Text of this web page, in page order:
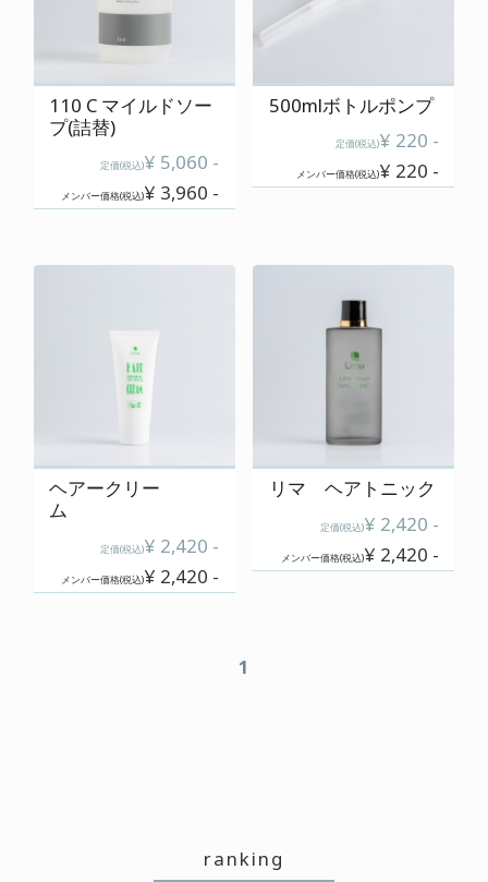
ご使用上の注意
プライバシーポリシー
運営会社
0120-820-110
定休日 : 毎週 日・月・祝
110 C マイルドソー
プ(詰替)
定価(税込)¥ 5,060 -
メンバー価格(税込)¥ 3,960 -
500mlボトルポンプ
定価(税込)¥ 220 -
メンバー価格(税込)¥ 220 -
ヘアークリー
ム
定価(税込)¥ 2,420 -
メンバー価格(税込)¥ 2,420 -
リマ ヘアトニック
定価(税込)¥ 2,420 -
メンバー価格(税込)¥ 2,420 -
1
ranking